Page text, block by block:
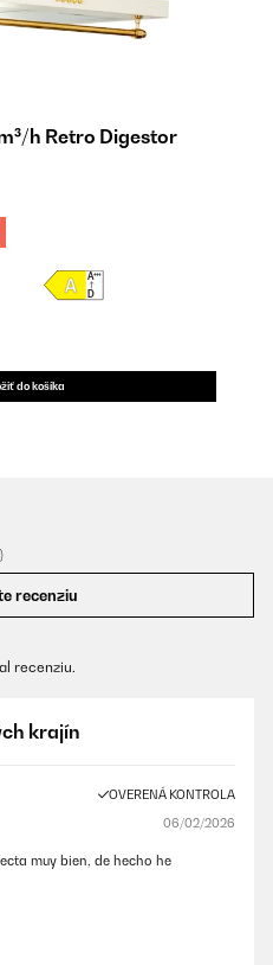
h Retro Digestor
do košíka
recenziu
recenziu.
krajín
OVERENÁ KONTROLA
06/02/2026
muy bien, de hecho he